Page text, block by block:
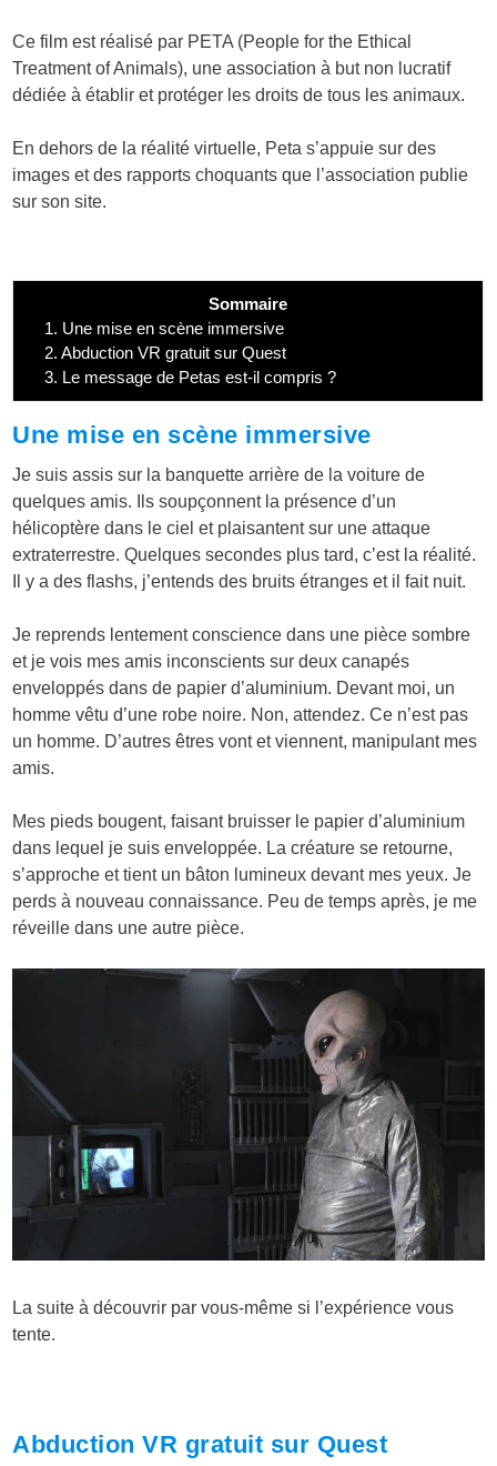
Ce film est réalisé par PETA (People for the Ethical
Treatment of Animals), une association à but non lucratif
dédiée à établir et protéger les droits de tous les animaux.
En dehors de la réalité virtuelle, Peta s’appuie sur des
images et des rapports choquants que l’association publie
sur son site.
Sommaire
1. Une mise en scène immersive
2. Abduction VR gratuit sur Quest
3. Le message de Petas est-il compris ?
Une mise en scène immersive
Je suis assis sur la banquette arrière de la voiture de
quelques amis. Ils soupçonnent la présence d’un
hélicoptère dans le ciel et plaisantent sur une attaque
extraterrestre. Quelques secondes plus tard, c’est la réalité.
Il y a des flashs, j’entends des bruits étranges et il fait nuit.
Je reprends lentement conscience dans une pièce sombre
et je vois mes amis inconscients sur deux canapés
enveloppés dans de papier d’aluminium. Devant moi, un
homme vêtu d’une robe noire. Non, attendez. Ce n’est pas
un homme. D’autres êtres vont et viennent, manipulant mes
amis.
Mes pieds bougent, faisant bruisser le papier d’aluminium
dans lequel je suis enveloppée. La créature se retourne,
s’approche et tient un bâton lumineux devant mes yeux. Je
perds à nouveau connaissance. Peu de temps après, je me
réveille dans une autre pièce.
La suite à découvrir par vous-même si l’expérience vous
tente.
Abduction VR gratuit sur Quest